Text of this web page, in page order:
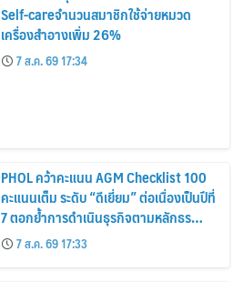
Self-careจำนวนสมาชิกใช้จ่ายหมวด
เครื่องสำอางเพิ่ม 26%
7 ส.ค. 69 17:34
PHOL คว้าคะแนน AGM Checklist 100
คะแนนเต็ม ระดับ “ดีเยี่ยม” ต่อเนื่องเป็นปีที่
7 ตอกย้ำการดำเนินธุรกิจตามหลักธร
รมาภิบาล โปร่งใส สร้างความเชื่อมั่นผู้ถือ
หุ้น
7 ส.ค. 69 17:33